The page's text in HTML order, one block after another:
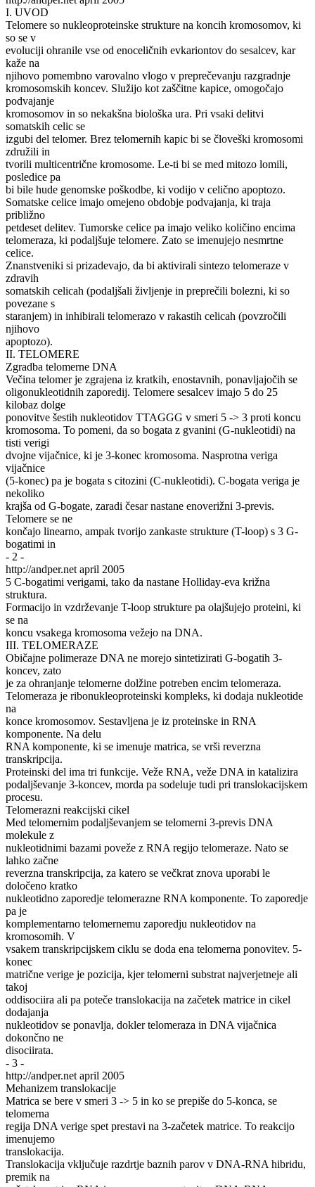
I. UVOD
Telomere so nukleoproteinske strukture na koncih kromosomov, ki
so se v
evoluciji ohranile vse od enoceličnih evkariontov do sesalcev, kar
kaže na
njihovo pomembno varovalno vlogo v preprečevanju razgradnje
kromosomskih koncev. Služijo kot zaščitne kapice, omogočajo
podvajanje
kromosomov in so nekakšna biološka ura. Pri vsaki delitvi
somatskih celic se
izgubi del telomer. Brez telomernih kapic bi se človeški kromosomi
združili in
tvorili multicentrične kromosome. Le-ti bi se med mitozo lomili,
posledice pa
bi bile hude genomske poškodbe, ki vodijo v celično apoptozo.
Somatske celice imajo omejeno obdobje podvajanja, ki traja
približno
petdeset delitev. Tumorske celice pa imajo veliko količino encima
telomeraza, ki podaljšuje telomere. Zato se imenujejo nesmrtne
celice.
Znanstveniki si prizadevajo, da bi aktivirali sintezo telomeraze v
zdravih
somatskih celicah (podaljšali življenje in preprečili bolezni, ki so
povezane s
staranjem) in inhibirali telomerazo v rakastih celicah (povzročili
njihovo
apoptozo).
II. TELOMERE
Zgradba telomerne DNA
Večina telomer je zgrajena iz kratkih, enostavnih, ponavljajočih se
oligonukleotidnih zaporedij. Telomere sesalcev imajo 5 do 25
kilobaz dolge
ponovitve šestih nukleotidov TTAGGG v smeri 5 -> 3 proti koncu
kromosoma. To pomeni, da so bogata z gvanini (G-nukleotidi) na
tisti verigi
dvojne vijačnice, ki je 3-konec kromosoma. Nasprotna veriga
vijačnice
(5-konec) pa je bogata s citozini (C-nukleotidi). C-bogata veriga je
nekoliko
krajša od G-bogate, zaradi česar nastane enoverižni 3-previs.
Telomere se ne
končajo linearno, ampak tvorijo zankaste strukture (T-loop) s 3 G-
bogatimi in
- 2 -
http://andper.net april 2005
5 C-bogatimi verigami, tako da nastane Holliday-eva križna
struktura.
Formacijo in vzdrževanje T-loop strukture pa olajšujejo proteini, ki
se na
koncu vsakega kromosoma vežejo na DNA.
III. TELOMERAZE
Običajne polimeraze DNA ne morejo sintetizirati G-bogatih 3-
koncev, zato
je za ohranjanje telomerne dolžine potreben encim telomeraza.
Telomeraza je ribonukleoproteinski kompleks, ki dodaja nukleotide
na
konce kromosomov. Sestavljena je iz proteinske in RNA
komponente. Na delu
RNA komponente, ki se imenuje matrica, se vrši reverzna
transkripcija.
Proteinski del ima tri funkcije. Veže RNA, veže DNA in katalizira
podaljševanje 3-koncev, morda pa sodeluje tudi pri translokacijskem
procesu.
Telomerazni reakcijski cikel
Med telomernim podaljševanjem se telomerni 3-previs DNA
molekule z
nukleotidnimi bazami poveže z RNA regijo telomeraze. Nato se
lahko začne
reverzna transkripcija, za katero se večkrat znova uporabi le
določeno kratko
nukleotidno zaporedje telomerazne RNA komponente. To zaporedje
pa je
komplementarno telomernemu zaporedju nukleotidov na
kromosomih. V
vsakem transkripcijskem ciklu se doda ena telomerna ponovitev. 5-
konec
matrične verige je pozicija, kjer telomerni substrat najverjetneje ali
takoj
oddisociira ali pa poteče translokacija na začetek matrice in cikel
dodajanja
nukleotidov se ponavlja, dokler telomeraza in DNA vijačnica
dokončno ne
disociirata.
- 3 -
http://andper.net april 2005
Mehanizem translokacije
Matrica se bere v smeri 3 -> 5 in ko se prepiše do 5-konca, se
telomerna
regija DNA verige spet prestavi na 3-začetek matrice. To reakcijo
imenujemo
translokacija.
Translokacija vključuje razdrtje baznih parov v DNA-RNA hibridu,
premik na